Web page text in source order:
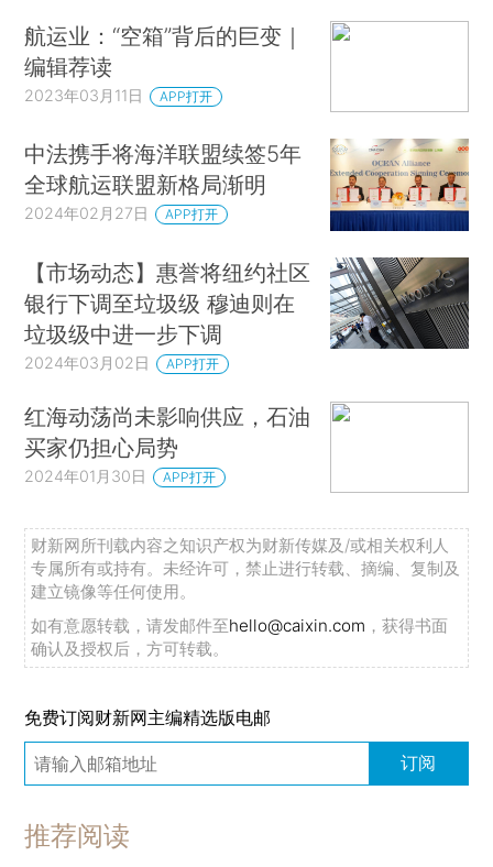
航运业：“空箱”背后的巨变｜
编辑荐读
2023年03月11日 APP打开
中法携手将海洋联盟续签5年
全球航运联盟新格局渐明
2024年02月27日 APP打开
【市场动态】惠誉将纽约社区
银行下调至垃圾级 穆迪则在
垃圾级中进一步下调
2024年03月02日 APP打开
红海动荡尚未影响供应，石油
买家仍担心局势
2024年01月30日 APP打开
财新网所刊载内容之知识产权为财新传媒及/或相关权利人
专属所有或持有。未经许可，禁止进行转载、摘编、复制及
建立镜像等任何使用。
如有意愿转载，请发邮件至hello@caixin.com ，获得书面
确认及授权后，方可转载。
免费订阅财新网主编精选版电邮
订阅
推荐阅读